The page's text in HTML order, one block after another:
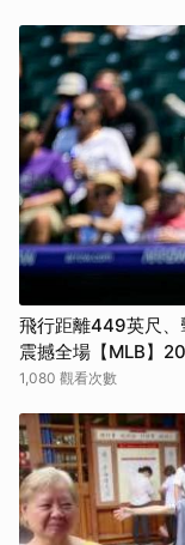
飛行距離449英尺、
震撼全場【MLB】
1,080 觀看次數